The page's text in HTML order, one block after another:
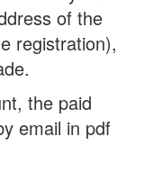
of the
registration),
the paid
email in pdf